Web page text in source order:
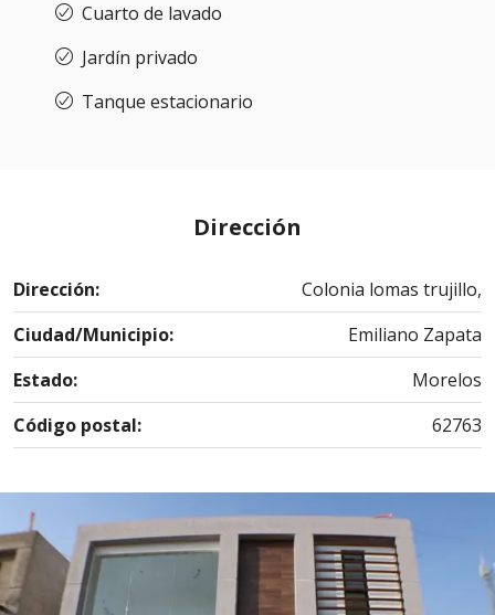
Cuarto de lavado
Jardín privado
Tanque estacionario
Dirección
Dirección:
Colonia lomas trujillo,
Ciudad/Municipio:
Emiliano Zapata
Estado:
Morelos
Código postal:
62763